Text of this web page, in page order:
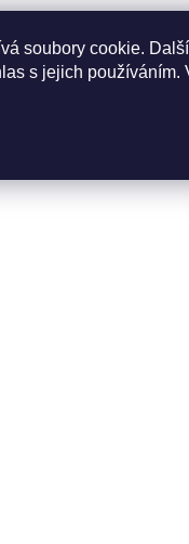
soubory cookie.
s jejich používáním.